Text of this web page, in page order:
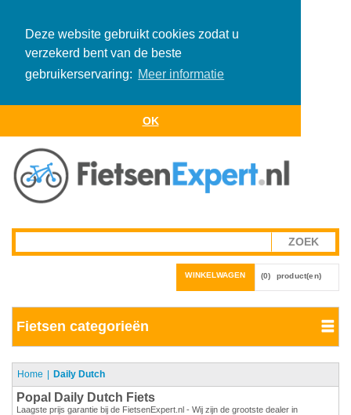
Deze website gebruikt cookies zodat u
verzekerd bent van de beste
gebruikerservaring: Meer informatie
OK
WINKELWAGEN (0) product(en)
Fietsen categorieën
Home Daily Dutch
Popal Daily Dutch Fiets
Laagste prijs garantie bij de FietsenExpert.nl - Wij zijn de grootste dealer in